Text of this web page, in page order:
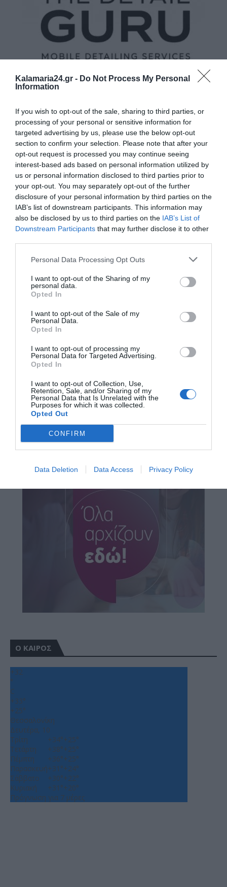
Kalamaria24.gr - Do Not Process My Personal
Information
If you wish to opt-out of the sale, sharing to third parties, or
processing of your personal or sensitive information for
targeted advertising by us, please use the below opt-out
section to confirm your selection. Please note that after your
opt-out request is processed you may continue seeing
interest-based ads based on personal information utilized by
us or personal information disclosed to third parties prior to
your opt-out. You may separately opt-out of the further
disclosure of your personal information by third parties on the
IAB’s list of downstream participants. This information may
also be disclosed by us to third parties on the IAB’s List of
Downstream Participants that may further disclose it to other
Personal Data Processing Opt Outs
I want to opt-out of the Sharing of my
personal data.
Opted In
I want to opt-out of the Sale of my
Personal Data.
Opted In
I want to opt-out of processing my
Personal Data for Targeted Advertising.
Opted In
I want to opt-out of Collection, Use,
Retention, Sale, and/or Sharing of my
Personal Data that Is Unrelated with the
Purposes for which it was collected.
Opted Out
CONFIRM
Data Deletion Data Access Privacy Policy
Ο ΚΑΙΡΟΣ
+32
°
C
+33°
+25°
Θεσσαλονίκη
Δευτέρα, 10
Τρίτη
+34°+25°
Τετάρτη
+38°+25°
Πέμπτη
+36°+25°
Παρασκευή+31°+24°
Σάββατο
+30°+22°
Κυριακή
+31°+20°
Πρόγνωση για 7 μέρες